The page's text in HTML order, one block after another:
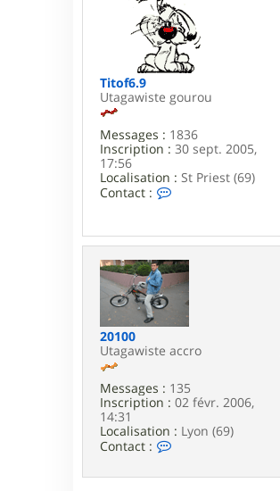
t
e
r
2
0
0
Titof6.9
Utagawiste gourou
Messages : 1836
Inscription : 30 sept. 2005,
17:56
Localisation : St Priest (69)
Contact :
t
a
c
t
e
t
6
.
20100
Utagawiste accro
Messages : 135
Inscription : 02 févr. 2006,
14:31
Localisation : Lyon (69)
Contact :